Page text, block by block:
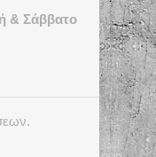
& Σάββατο